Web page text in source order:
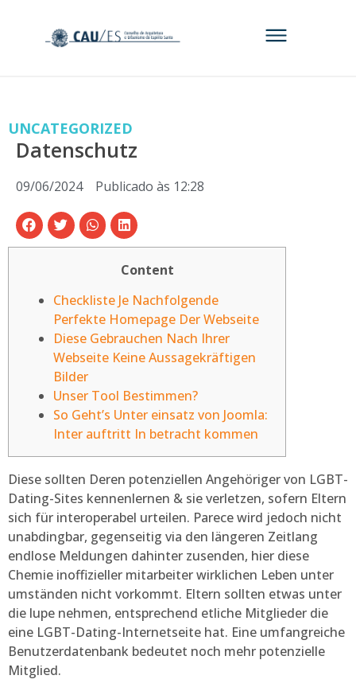
UNCATEGORIZED
Datenschutz
09/06/2024 Publicado às 12:28
Content
Checkliste Je Nachfolgende
Perfekte Homepage Der Webseite
Diese Gebrauchen Nach Ihrer
Webseite Keine Aussagekräftigen
Bilder
Unser Tool Bestimmen?
So Geht’s Unter einsatz von Joomla:
Inter auftritt In betracht kommen
Diese sollten Deren potenziellen Angehöriger von LGBT-
Dating-Sites kennenlernen & sie verletzen, sofern Eltern
sich für interoperabel urteilen. Parece wird jedoch nicht
unabdingbar, gegenseitig via den längeren Zeitlang
endlose Meldungen dahinter zusenden, hier diese
Chemie inoffizieller mitarbeiter wirklichen Leben unter
umständen nicht vorkommt. Eltern sollten etwas unter
die lupe nehmen, entsprechend etliche Mitglieder die
eine LGBT-Dating-Internetseite hat. Eine umfangreiche
Benutzerdatenbank bedeutet noch mehr potenzielle
Mitglied.